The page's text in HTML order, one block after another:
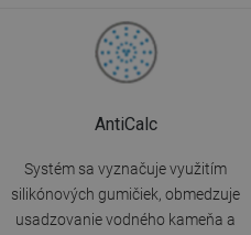
AntiCalc
Systém sa vyznačuje využitím
silikónových gumičiek, obmedzuje
usadzovanie vodného kameňa a